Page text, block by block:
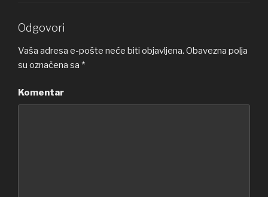
Odgovori
Vaša adresa e-pošte neće biti objavljena. Obavezna polja
su označena sa *
Komentar